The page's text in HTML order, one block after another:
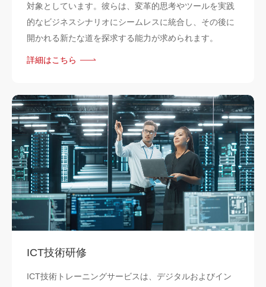
対象としています。彼らは、変革的思考やツールを実践
的なビジネスシナリオにシームレスに統合し、その後に
開かれる新たな道を探求する能力が求められます。
詳細はこちら
ICT技術研修
ICT技術トレーニングサービスは、デジタルおよびイン